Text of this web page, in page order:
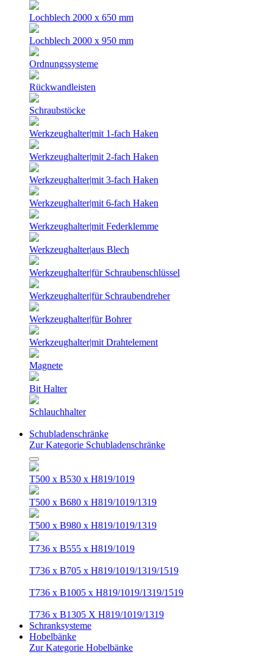
Lochblech 2000 x 650 mm
Lochblech 2000 x 950 mm
Ordnungssysteme
Rückwandleisten
Schraubstöcke
Werkzeughalter|mit 1-fach Haken
Werkzeughalter|mit 2-fach Haken
Werkzeughalter|mit 3-fach Haken
Werkzeughalter|mit 6-fach Haken
Werkzeughalter|mit Federklemme
Werkzeughalter|aus Blech
Werkzeughalter|für Schraubenschlüssel
Werkzeughalter|für Schraubendreher
Werkzeughalter|für Bohrer
Werkzeughalter|mit Drahtelement
Magnete
Bit Halter
Schlauchhalter
Schubladenschränke
Zur Kategorie Schubladenschränke
T500 x B530 x H819/1019
T500 x B680 x H819/1019/1319
T500 x B980 x H819/1019/1319
T736 x B555 x H819/1019
T736 x B705 x H819/1019/1319/1519
T736 x B1005 x H819/1019/1319/1519
T736 x B1305 X H819/1019/1319
Schranksysteme
Hobelbänke
Zur Kategorie Hobelbänke